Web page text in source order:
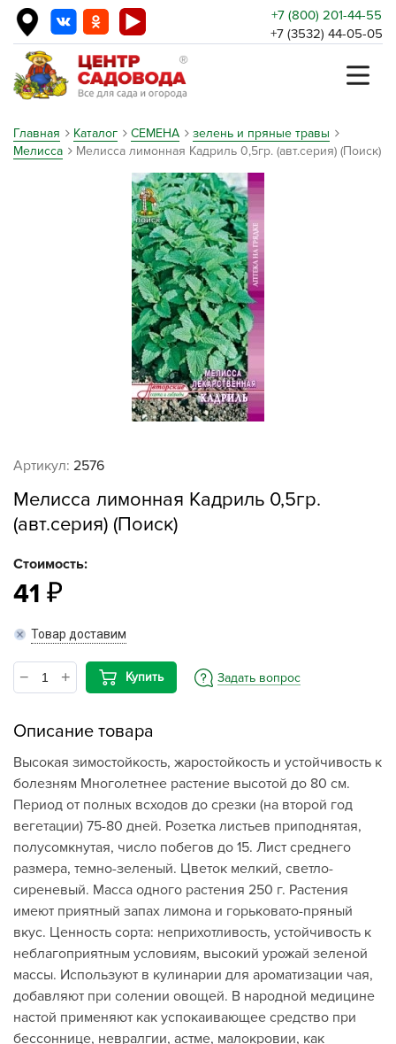
+7 (800) 201-44-55
+7 (3532) 44-05-05
Главная Каталог СЕМЕНА
зелень и пряные травы
Мелисса
Мелисса лимонная Кадриль 0,5гр. (авт.серия) (Поиск)
Артикул: 2576
Мелисса лимонная Кадриль 0,5гр.
(авт.серия) (Поиск)
Стоимость:
41
Товар доставим
Купить Задать вопрос
Описание товара
Высокая зимостойкость, жаростойкость и устойчивость к
болезням Многолетнее растение высотой до 80 см.
Период от полных всходов до срезки (на второй год
вегетации) 75-80 дней. Розетка листьев приподнятая,
полусомкнутая, число побегов до 15. Лист среднего
размера, темно-зеленый. Цветок мелкий, светло-
сиреневый. Масса одного растения 250 г. Растения
имеют приятный запах лимона и горьковато-пряный
вкус. Ценность сорта: неприхотливость, устойчивость к
неблагоприятным условиям, высокий урожай зеленой
массы. Используют в кулинарии для ароматизации чая,
добавляют при солении овощей. В народной медицине
настой применяют как успокаивающее средство при
бессоннице, невралгии, астме, малокровии, как